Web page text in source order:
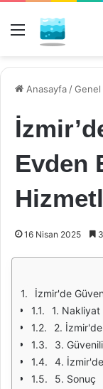
Menü
Anasayfa /Genel
Evden
16 Nisan 2025
İzmir'de
1. Nakliyat
2.
3. Güvenilir
4.
5. Sonuç